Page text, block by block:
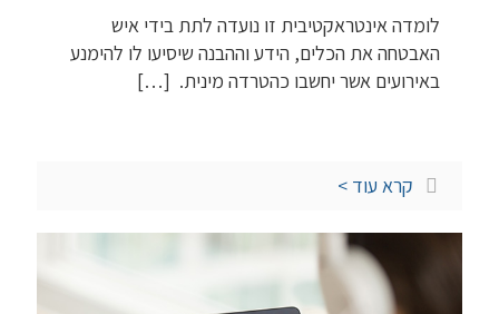
לומדה אינטראקטיבית זו נועדה לתת בידי איש
האבטחה את הכלים, הידע וההבנה שיסיעו לו להימנע
באירועים אשר יחשבו כהטרדה מינית. […]
קרא עוד >